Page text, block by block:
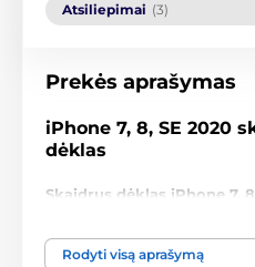
Atsiliepimai (3)
Prekės aprašymas
iPhone 7, 8, SE 2020
dėklas
Skaidrus dėklas iPhone 7, 8
jūsų telefono išvaizdos.
Rodyti visą aprašymą